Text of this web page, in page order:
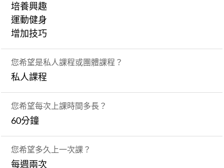
培養興趣
運動健身
增加技巧
您希望是私人課程或團體課程？
私人課程
您希望每次上課時間多長？
60分鐘
您希望多久上一次課？
每週兩次